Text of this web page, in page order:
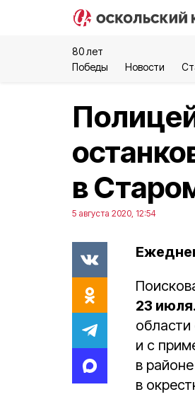
80 лет
Победы
Новости
в
5 августа 2020, 12:54
23 июля
и с
в
в